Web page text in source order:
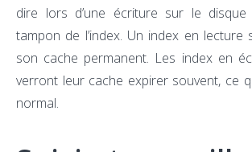
dire lors d’une écriture sur le
tampon de l’index. Un index en lecture
son cache permanent. Les index en
verront leur cache expirer souvent, ce
normal.